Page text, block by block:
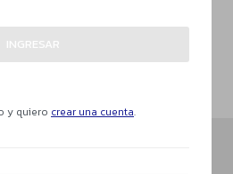
INGRESAR
y quiero crear una cuenta.